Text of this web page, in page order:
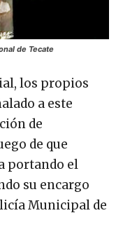
de Tecate
los propios
a este
de
de que
portando el
su encargo
Municipal de